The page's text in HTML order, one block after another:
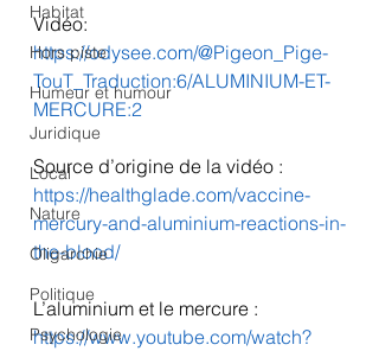
Habitat
Hors piste
Humeur et humour
Juridique
Local
Nature
Oligarchie
Politique
Psychologie
Vidéo:
https://odysee.com/@Pigeon_Pige-
TouT_Traduction:6/ALUMINIUM-ET-
MERCURE:2
Source d’origine de la vidéo :
https://healthglade.com/vaccine-
mercury-and-aluminium-reactions-in-
the-blood/
L’aluminium et le mercure :
https://www.youtube.com/watch?